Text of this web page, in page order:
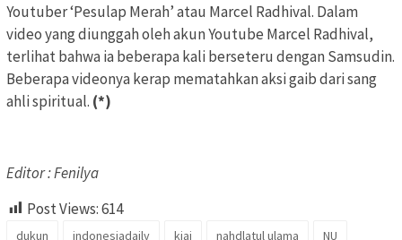
Youtuber ‘Pesulap Merah’ atau Marcel Radhival. Dalam
video yang diunggah oleh akun Youtube Marcel Radhival,
terlihat bahwa ia beberapa kali berseteru dengan Samsudin.
Beberapa videonya kerap mematahkan aksi gaib dari sang
ahli spiritual. (*)
Editor : Fenilya
Post Views:614
dukun indonesiadaily kiai nahdlatul ulama NU